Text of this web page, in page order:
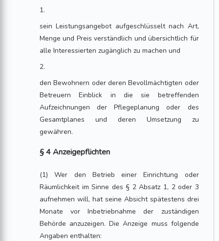
1.
sein Leistungsangebot aufgeschlüsselt nach Art,
Menge und Preis verständlich und übersichtlich für
alle Interessierten zugänglich zu machen und
2.
den Bewohnern oder deren Bevollmächtigten oder
Betreuern Einblick in die sie betreffenden
Aufzeichnungen der Pflegeplanung oder des
Gesamtplanes und deren Umsetzung zu
gewähren.
§ 4 Anzeigepflichten
(1) Wer den Betrieb einer Einrichtung oder
Räumlichkeit im Sinne des § 2 Absatz 1, 2 oder 3
aufnehmen will, hat seine Absicht spätestens drei
Monate vor Inbetriebnahme der zuständigen
Behörde anzuzeigen. Die Anzeige muss folgende
Angaben enthalten: